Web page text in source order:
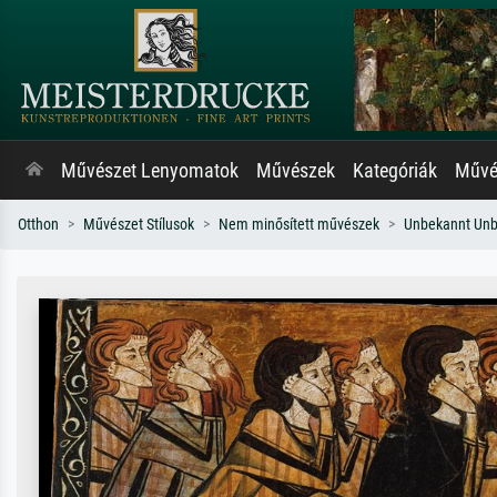
Művészet Lenyomatok Művészek Kategóriák
Otthon Művészet Stílusok Nem minősített művészek Unbekannt